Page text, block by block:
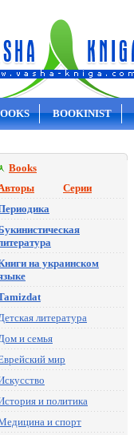
BOOKINIST
Books
Серии
на украинском
литература
и семья
мир
и политика
и спорт